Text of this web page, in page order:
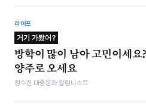
라이프
거기 가봤어?
방학이 많이 남아 고민이세요
양주로 오세요
정수진 대중문화 칼럼니스트